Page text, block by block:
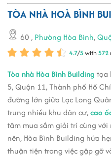
TÒA NHÀ HOÀ BÌNH
60 , Phường Hòa Bình,
4.7/5with572
Tòa nhà Hòa Bình Building tọa
5, Quận 11, Thành phố Hồ
đường lớn giữa Lạc Long
trung nhiều khu dân cư,cao
tâm mua sắm giải trí cùng
nên, Hòa Bình Building hứa
thuận tiện trong việc gặp gỡ